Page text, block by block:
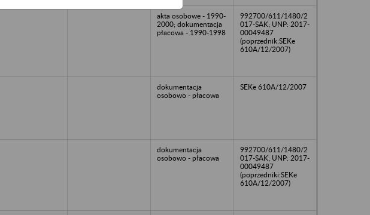
akta osobowe - 1990-
2000; dokumentacja
płacowa - 1990-1998
992700/611/1480/2
017-SAK; UNP: 2017-
00049487
(poprzednik:SEKe
610A/12/2007)
dokumentacja
osobowo - płacowa
SEKe 610A/12/2007
dokumentacja
osobowo - płacowa
992700/611/1480/2
017-SAK; UNP: 2017-
00049487
(poprzedniki:SEKe
610A/12/2007)